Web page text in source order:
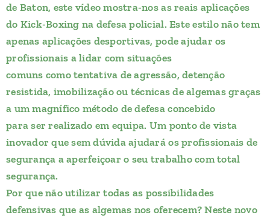
de Baton, este vídeo mostra-nos as reais aplicações
do Kick-Boxing na defesa policial. Este estilo não tem
apenas aplicações desportivas, pode ajudar os
profissionais a lidar com situações
comuns como tentativa de agressão, detenção
resistida, imobilização ou técnicas de algemas graças
a um magnífico método de defesa concebido
para ser realizado em equipa. Um ponto de vista
inovador que sem dúvida ajudará os profissionais de
segurança a aperfeiçoar o seu trabalho com total
segurança.
Por que não utilizar todas as possibilidades
defensivas que as algemas nos oferecem? Neste novo